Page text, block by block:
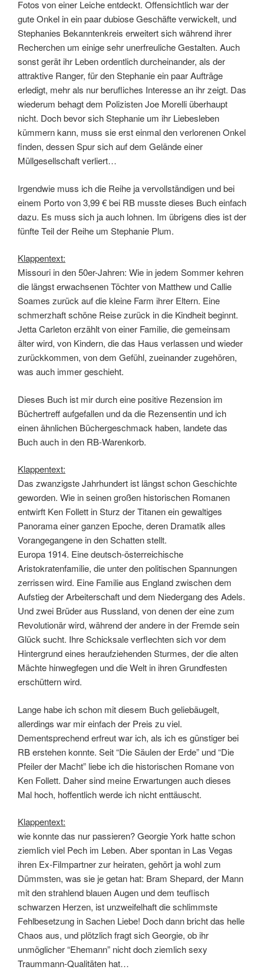
Fotos von einer Leiche entdeckt. Offensichtlich war der
gute Onkel in ein paar dubiose Geschäfte verwickelt, und
Stephanies Bekanntenkreis erweitert sich während ihrer
Recherchen um einige sehr unerfreuliche Gestalten. Auch
sonst gerät ihr Leben ordentlich durcheinander, als der
attraktive Ranger, für den Stephanie ein paar Aufträge
erledigt, mehr als nur berufliches Interesse an ihr zeigt. Das
wiederum behagt dem Polizisten Joe Morelli überhaupt
nicht. Doch bevor sich Stephanie um ihr Liebesleben
kümmern kann, muss sie erst einmal den verlorenen Onkel
finden, dessen Spur sich auf dem Gelände einer
Müllgesellschaft verliert…
Irgendwie muss ich die Reihe ja vervollständigen und bei
einem Porto von 3,99 € bei RB musste dieses Buch einfach
dazu. Es muss sich ja auch lohnen. Im übrigens dies ist der
fünfte Teil der Reihe um Stephanie Plum.
Klappentext:
Missouri in den 50er-Jahren: Wie in jedem Sommer kehren
die längst erwachsenen Töchter von Matthew und Callie
Soames zurück auf die kleine Farm ihrer Eltern. Eine
schmerzhaft schöne Reise zurück in die Kindheit beginnt.
Jetta Carleton erzählt von einer Familie, die gemeinsam
älter wird, von Kindern, die das Haus verlassen und wieder
zurückkommen, von dem Gefühl, zueinander zugehören,
was auch immer geschieht.
Dieses Buch ist mir durch eine positive Rezension im
Büchertreff aufgefallen und da die Rezensentin und ich
einen ähnlichen Büchergeschmack haben, landete das
Buch auch in den RB-Warenkorb.
Klappentext:
Das zwanzigste Jahrhundert ist längst schon Geschichte
geworden. Wie in seinen großen historischen Romanen
entwirft Ken Follett in Sturz der Titanen ein gewaltiges
Panorama einer ganzen Epoche, deren Dramatik alles
Vorangegangene in den Schatten stellt.
Europa 1914. Eine deutsch-österreichische
Aristokratenfamilie, die unter den politischen Spannungen
zerrissen wird. Eine Familie aus England zwischen dem
Aufstieg der Arbeiterschaft und dem Niedergang des Adels.
Und zwei Brüder aus Russland, von denen der eine zum
Revolutionär wird, während der andere in der Fremde sein
Glück sucht. Ihre Schicksale verflechten sich vor dem
Hintergrund eines heraufziehenden Sturmes, der die alten
Mächte hinwegfegen und die Welt in ihren Grundfesten
erschüttern wird.
Lange habe ich schon mit diesem Buch geliebäugelt,
allerdings war mir einfach der Preis zu viel.
Dementsprechend erfreut war ich, als ich es günstiger bei
RB erstehen konnte. Seit “Die Säulen der Erde” und “Die
Pfeiler der Macht” liebe ich die historischen Romane von
Ken Follett. Daher sind meine Erwartungen auch dieses
Mal hoch, hoffentlich werde ich nicht enttäuscht.
Klappentext:
wie konnte das nur passieren? Georgie York hatte schon
ziemlich viel Pech im Leben. Aber spontan in Las Vegas
ihren Ex-Filmpartner zur heiraten, gehört ja wohl zum
Dümmsten, was sie je getan hat: Bram Shepard, der Mann
mit den strahlend blauen Augen und dem teuflisch
schwarzen Herzen, ist unzweifelhaft die schlimmste
Fehlbesetzung in Sachen Liebe! Doch dann bricht das helle
Chaos aus, und plötzlich fragt sich Georgie, ob ihr
unmöglicher “Ehemann” nicht doch ziemlich sexy
Traummann-Qualitäten hat…